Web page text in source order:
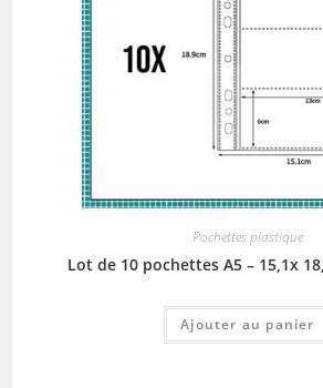
Pochettes plastique
Lot de 10 pochettes A5 – 15,1x
Ajouter au panier